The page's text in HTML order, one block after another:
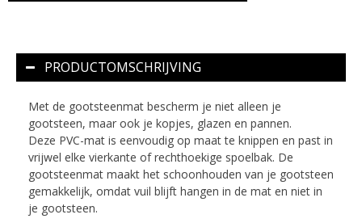
PRODUCTOMSCHRIJVING
Met de gootsteenmat bescherm je niet alleen je
gootsteen, maar ook je kopjes, glazen en pannen.
Deze PVC-mat is eenvoudig op maat te knippen en past in
vrijwel elke vierkante of rechthoekige spoelbak. De
gootsteenmat maakt het schoonhouden van je gootsteen
gemakkelijk, omdat vuil blijft hangen in de mat en niet in
je gootsteen.